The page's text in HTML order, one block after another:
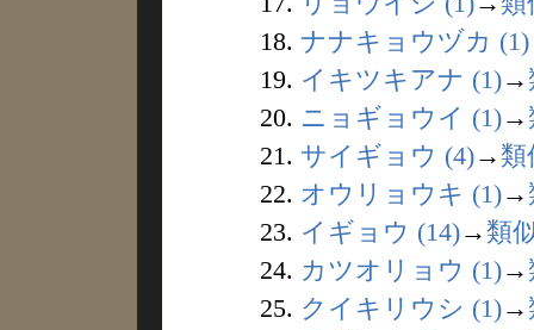
18. ナナキョウヅカ (1)
19. イキツキアナ (1)→
20. ニョギョウイ (1)→
21. サイギョウ (4)→ 類
22. オウリョウキ (1)→
23. イギョウ (14)→ 類
24. カツオリョウ (1)→
25. クイキリウシ (1)→